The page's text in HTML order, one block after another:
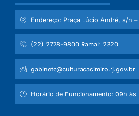
Endereço: Praça Lúcio André, s/n –
(22) 2778-9800 Ramal: 2320
gabinete@culturacasimiro.rj.gov.br
Horário de Funcionamento: 09h às